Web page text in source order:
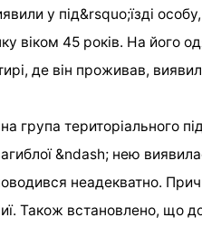
у під&rsquo;їзді
віком 45 років. На його
де він проживав,
група територіального
&ndash; нею
неадекватно.
Також встановлено, що